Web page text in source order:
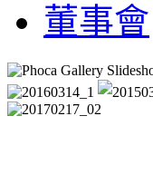
董事會